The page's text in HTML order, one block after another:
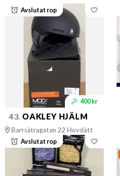
Avslutat rop
400 kr
43. OAKLEY HJÄLM
Barrsätragatan 22 Hovslätt
Avslutat rop